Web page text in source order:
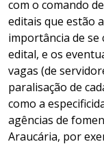
com o comando
editais que estão
importância de se
edital, e os
vagas (de
paralisação de
como a
agências de
Araucária, por